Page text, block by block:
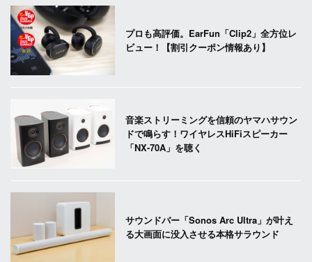
プロも高評価。EarFun「Clip2」全方位レ
ビュー！【割引クーポン情報あり】
音楽ストリーミングを信頼のヤマハサウン
ドで鳴らす！ワイヤレスHiFiスピーカー
「NX-70A」を聴く
サウンドバー「Sonos Arc Ultra」が叶え
る大画面に没入させる本格サラウンド